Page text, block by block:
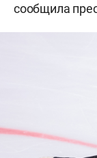
сообщила